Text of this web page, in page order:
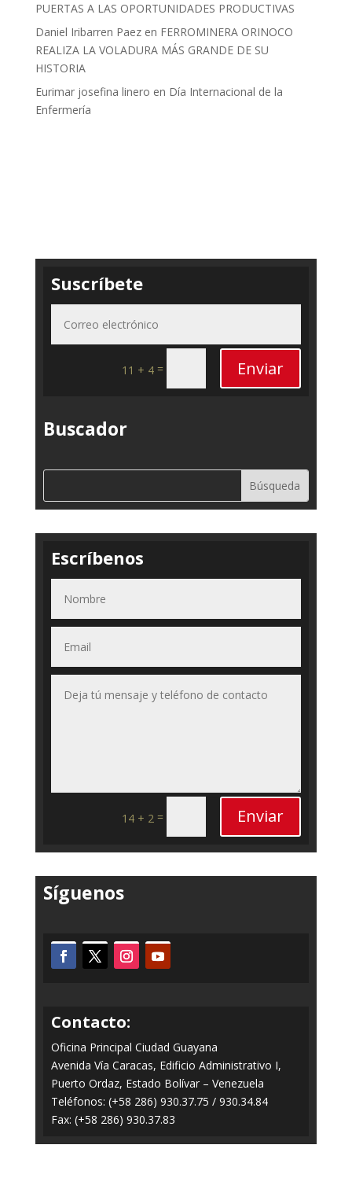
PUERTAS A LAS OPORTUNIDADES PRODUCTIVAS
Daniel Iribarren Paezen FERROMINERA ORINOCO
REALIZA LA VOLADURA MÁS GRANDE DE SU
HISTORIA
Eurimar josefina linero en Día Internacional de la
Enfermería
Suscríbete
11 + 4 = Enviar
Buscador
Escríbenos
14 + 2 = Enviar
Síguenos
Contacto:
Oficina Principal Ciudad Guayana
Avenida Vía Caracas, Edificio Administrativo I,
Puerto Ordaz, Estado Bolívar – Venezuela
Teléfonos: (+58 286) 930.37.75 / 930.34.84
Fax: (+58 286) 930.37.83